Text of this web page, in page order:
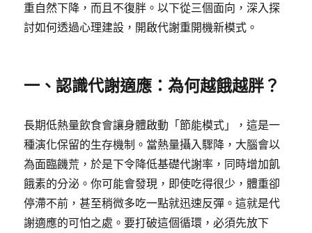
重自然下降，而且不復胖。以下從三個面向，深入探
討如何透過心理建設，開啟代謝重開機新模式。
一、認識代謝適應：為何越餓越胖？
長期低熱量飲食會讓身體啟動「節能模式」，這是一
種演化保留的生存機制。當熱量攝入驟降，大腦會以
為面臨饑荒，於是下令降低基礎代謝率，同時增加飢
餓素的分泌。你可能會發現，即使吃得很少，體重卻
停滯不前，甚至稍微多吃一點就迅速反彈。這就是代
謝適應的可怕之處。要打破這個循環，必須先放下